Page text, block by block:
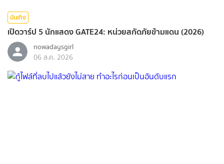
บันเทิง
เปิดวาร์ป 5 นักแสดง GATE24: หน่วยสกัดภัยข้ามแดน (2026)
nowadaysgirl
06 ส.ค. 2026